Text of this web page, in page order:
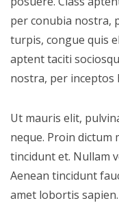
per conubia nostra,
turpis, congue quis
aptent taciti
nostra, per inceptos
Ut mauris elit,
neque. Proin
tincidunt et. Nullam
Aenean tincidunt
amet lobortis